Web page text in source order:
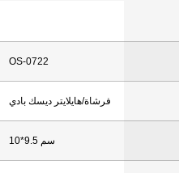
OS-0722
فرشاة/هايلايتر ديسك بادي
10*9.5 سم